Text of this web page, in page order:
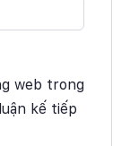
web trong
kế tiếp